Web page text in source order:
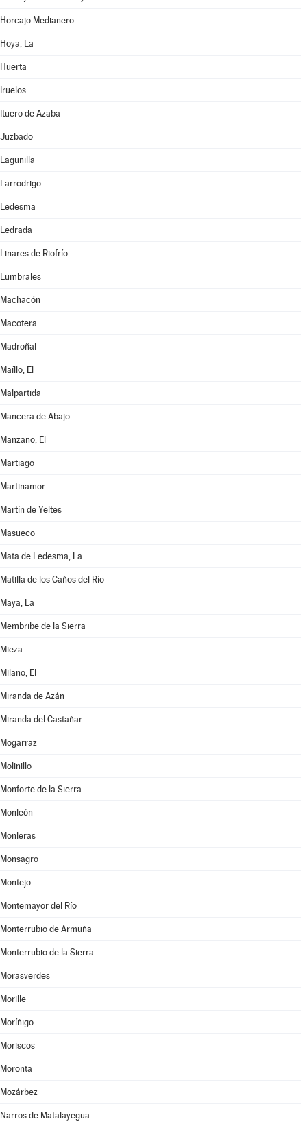
Horcajo Medianero
Hoya, La
Huerta
Iruelos
Ituero de Azaba
Juzbado
Lagunilla
Larrodrigo
Ledesma
Ledrada
Linares de Riofrío
Lumbrales
Machacón
Macotera
Madroñal
Maíllo, El
Malpartida
Mancera de Abajo
Manzano, El
Martiago
Martinamor
Martín de Yeltes
Masueco
Mata de Ledesma, La
Matilla de los Caños del Río
Maya, La
Membribe de la Sierra
Mieza
Milano, El
Miranda de Azán
Miranda del Castañar
Mogarraz
Molinillo
Monforte de la Sierra
Monleón
Monleras
Monsagro
Montejo
Montemayor del Río
Monterrubio de Armuña
Monterrubio de la Sierra
Morasverdes
Morille
Moríñigo
Moriscos
Moronta
Mozárbez
Narros de Matalayegua